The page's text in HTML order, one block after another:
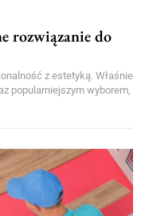
rozwiązanie do
z estetyką. Właśnie
popularniejszym wyborem,